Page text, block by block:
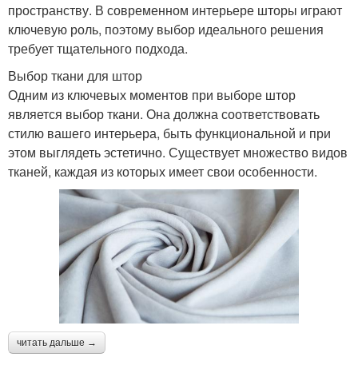
пространству. В современном интерьере шторы играют
ключевую роль, поэтому выбор идеального решения
требует тщательного подхода.
Выбор ткани для штор
Одним из ключевых моментов при выборе штор
является выбор ткани. Она должна соответствовать
стилю вашего интерьера, быть функциональной и при
этом выглядеть эстетично. Существует множество видов
тканей, каждая из которых имеет свои особенности.
читать дальше →